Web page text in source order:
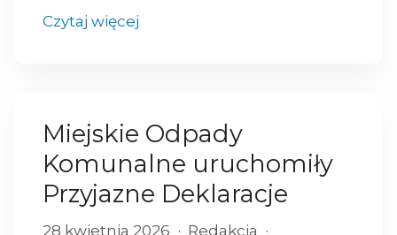
Czytaj więcej
Miejskie Odpady
Komunalne uruchomiły
Przyjazne Deklaracje
28 kwietnia 2026 Redakcja